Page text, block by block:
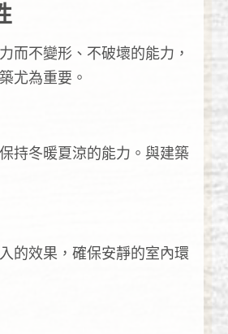
而不變形、不破壞的能力，
尤為重要。
持冬暖夏涼的能力。與建築
的效果，確保安靜的室內環